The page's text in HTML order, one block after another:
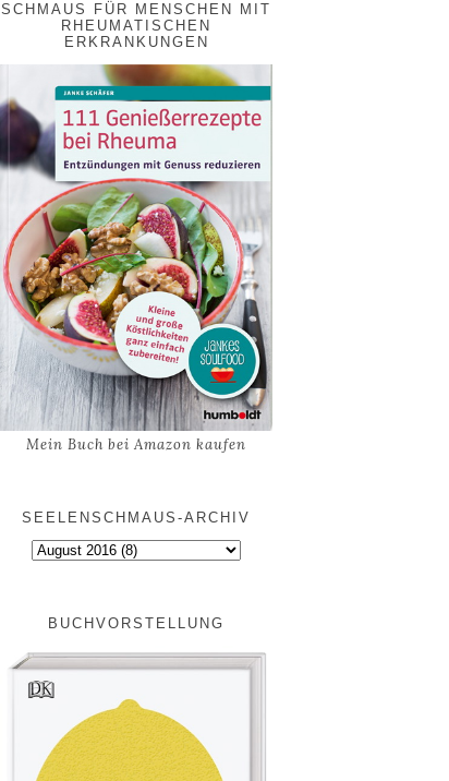
SCHMAUS FÜR MENSCHEN MIT
RHEUMATISCHEN
ERKRANKUNGEN
Mein Buch bei Amazon kaufen
SEELENSCHMAUS-ARCHIV
BUCHVORSTELLUNG